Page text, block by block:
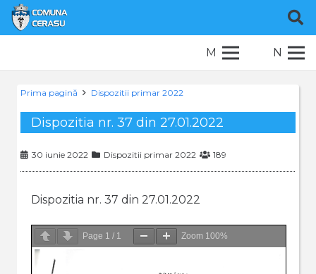
M N
Prima pagină Dispozitii primar 2022
Dispozitia nr. 37 din 27.01.2022
30 iunie 2022 Dispozitii primar 2022 189
Dispozitia nr. 37 din 27.01.2022
Page 1 / 1 Zoom 100%